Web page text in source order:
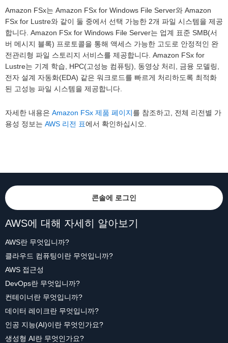
Amazon FSx는 Amazon FSx for Windows File Server와 Amazon
FSx for Lustre와 같이 둘 중에서 선택 가능한 2개 파일 시스템을 제공
합니다. Amazon FSx for Windows File Server는 업계 표준 SMB(서
버 메시지 블록) 프로토콜을 통해 액세스 가능한 고도로 안정적인 완
전관리형 파일 스토리지 서비스를 제공합니다. Amazon FSx for
Lustre는 기계 학습, HPC(고성능 컴퓨팅), 동영상 처리, 금융 모델링,
전자 설계 자동화(EDA) 같은 워크로드를 빠르게 처리하도록 최적화
된 고성능 파일 시스템을 제공합니다.
자세한 내용은 Amazon FSx 제품 페이지를 참조하고, 전체 리전별 가
용성 정보는 AWS 리전 표에서 확인하십시오.
콘솔에 로그인
AWS에 대해 자세히 알아보기
AWS란 무엇입니까?
클라우드 컴퓨팅이란 무엇입니까?
AWS 접근성
DevOps란 무엇입니까?
컨테이너란 무엇입니까?
데이터 레이크란 무엇입니까?
인공 지능(AI)이란 무엇인가요?
생성형 AI란 무엇인가요?